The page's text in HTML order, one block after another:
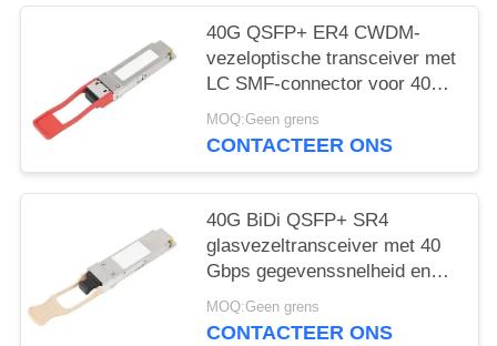
40G QSFP+ ER4 CWDM-
vezeloptische transceiver met
LC SMF-connector voor 40
km-transmissie
MOQ:Geen grens
CONTACTEER ONS
40G BiDi QSFP+ SR4
glasvezeltransceiver met 40
Gbps gegevenssnelheid en
150m OM4 MMF afstand bij
850nm/900nm golflengte
MOQ:Geen grens
CONTACTEER ONS